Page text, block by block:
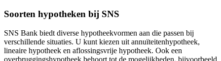
Soorten hypotheken bij SNS
SNS Bank biedt diverse hypotheekvormen aan die passen bij
verschillende situaties. U kunt kiezen uit annuïteitenhypotheek,
lineaire hypotheek en aflossingsvrije hypotheek. Ook een
overbruggingshypotheek behoort tot de mogelijkheden, bijvoorbeeld